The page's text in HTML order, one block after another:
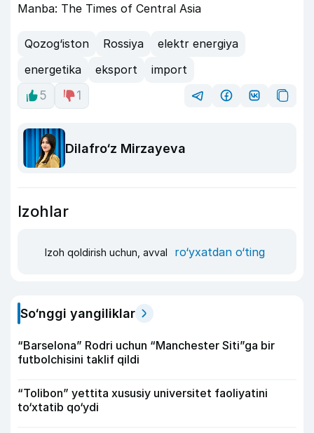
Manba: The Times of Central Asia
Qozog‘iston Rossiya
elektr energiya
energetika
eksport
import
5
1
Dilafro‘z Mirzayeva
Izohlar
Izoh qoldirish uchun, avval ro‘yxatdan o‘ting
So‘nggi yangiliklar
“Barselona” Rodri uchun “Manchester Siti”ga bir
futbolchisini taklif qildi
“Tolibon” yettita xususiy universitet faoliyatini
to‘xtatib qo‘ydi